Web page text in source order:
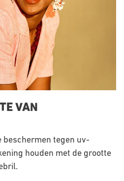
VAN
beschermen tegen uv-
houden met de grootte